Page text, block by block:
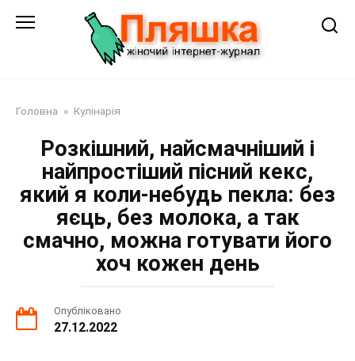
Головна » Кулінарія
Розкішний, найсмачніший і
найпростіший пісний кекс,
який я коли-небудь пекла: без
яєць, без молока, а так
смачно, можна готувати його
хоч кожен день
Опубліковано
27.12.2022